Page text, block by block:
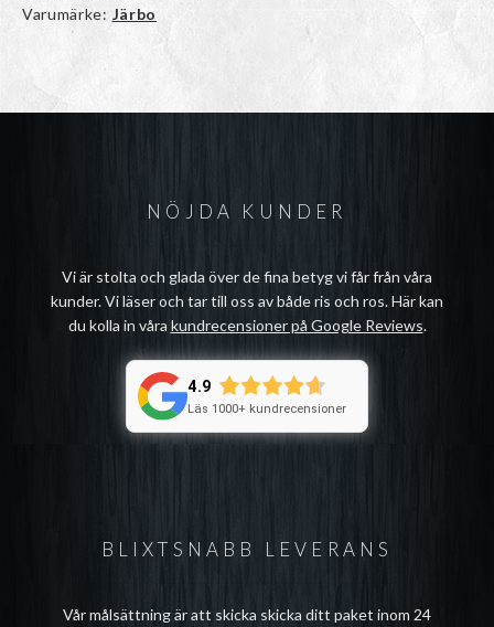
Varumärke: Järbo
BLIXTSNABB LEVERANS
Vår målsättning är att skicka skicka ditt paket inom 24
NÖJDA KUNDER
Vi är stolta och glada över de fina betyg vi får från våra
kunder. Vi läser och tar till oss av både ris och ros. Här kan
du kolla in våra kundrecensioner på Google Reviews.
4.9
Läs 1000+ kundrecensioner